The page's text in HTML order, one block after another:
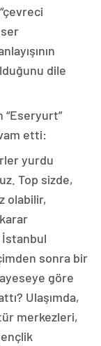
dile
“Eseryurt”
etti:
yurdu
Top sizde,
olabilir,
sonra bir
göre
Ulaşımda,
merkezleri,